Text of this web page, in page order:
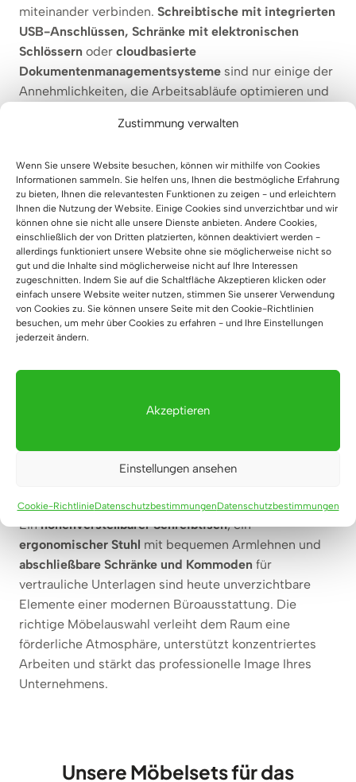
Zustimmung verwalten
Wenn Sie unsere Website besuchen, können wir mithilfe von Cookies
Informationen sammeln. Sie helfen uns, Ihnen die bestmögliche Erfahrung
zu bieten, Ihnen die relevantesten Funktionen zu zeigen - und erleichtern
Ihnen die Nutzung der Website. Einige Cookies sind unverzichtbar und wir
können ohne sie nicht alle unsere Dienste anbieten. Andere Cookies,
einschließlich der von Dritten platzierten, können deaktiviert werden -
allerdings funktioniert unsere Website ohne sie möglicherweise nicht so
gut und die Inhalte sind möglicherweise nicht auf Ihre Interessen
zugeschnitten. Indem Sie auf die Schaltfläche Akzeptieren klicken oder
einfach unsere Website weiter nutzen, stimmen Sie unserer Verwendung
von Cookies zu. Sie können unsere Seite mit den Cookie-Richtlinien
besuchen, um mehr über Cookies zu erfahren - und Ihre Einstellungen
jederzeit ändern.
Akzeptieren
Einstellungen ansehen
Cookie-RichtlinieDatenschutzbestimmungenDatenschutzbestimmungen
miteinander verbinden. Schreibtische mit integrierten
USB-Anschlüssen, Schränke mit elektronischen
Schlössern oder cloudbasierte
Dokumentenmanagementsysteme sind nur einige der
Annehmlichkeiten, die Arbeitsabläufe optimieren und
deutlich erhöhen.
nur die Qualität der Arbeit verbessern, sondern auch
ein harmonisches Raumgefühl schaffen. Hochwertige
Materialien, durchdachtes Design und funktionale
Lösungen tragen dazu bei, Vertrauen zu wecken und
ein professionelles Erscheinungsbild zu vermitteln.
Büromöbel für die Buchhaltung
– eine Investition in Effizienz
Buchhaltungsbüro ist eine wichtige Entscheidung. Auf
bieten. Deshalb lohnt es sich, in hochwertige
Bedürfnisse abgestimmt sind.
Einhöhenverstellbarer Schreibtisch, ein
ergonomischer Stuhl mit bequemen Armlehnen und
abschließbare Schränke und Kommoden für
vertrauliche Unterlagen sind heute unverzichtbare
Elemente einer modernen Büroausstattung. Die
richtige Möbelauswahl verleiht dem Raum eine
förderliche Atmosphäre, unterstützt konzentriertes
Arbeiten und stärkt das professionelle Image Ihres
Unternehmens.
Unsere Möbelsets für das